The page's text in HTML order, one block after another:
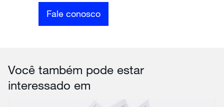
Fale conosco
Você também pode estar
interessado em